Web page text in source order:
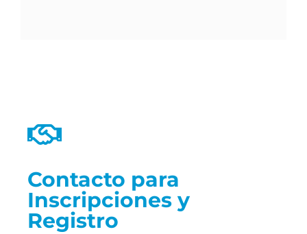
Contacto para
Inscripciones y
Registro